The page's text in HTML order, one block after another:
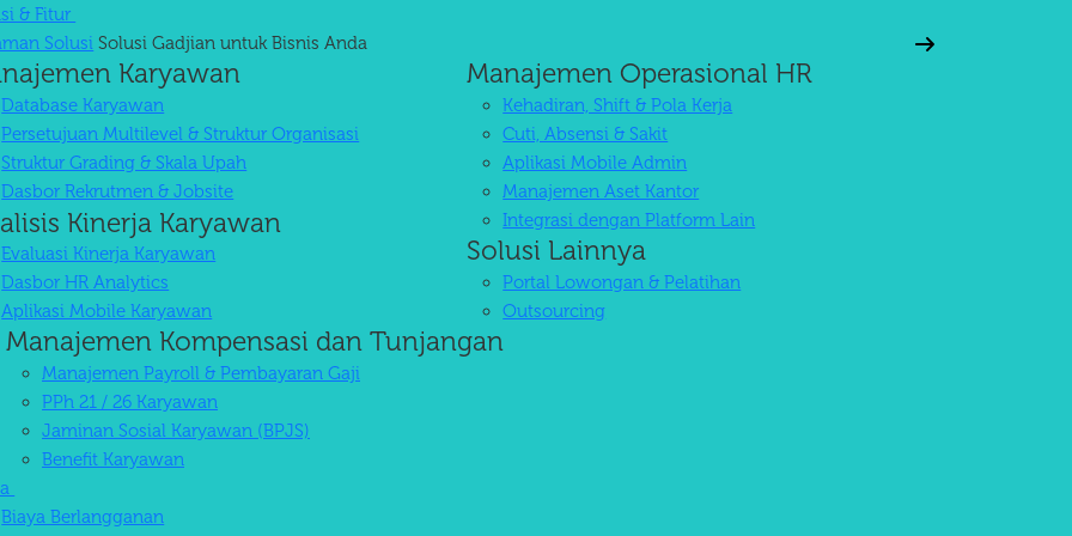
& Fitur
Solusi Solusi Gadjian untuk Bisnis Anda
Karyawan
Database Karyawan
Persetujuan Multilevel & Struktur Organisasi
Struktur Grading & Skala Upah
Dasbor Rekrutmen & Jobsite
Kinerja Karyawan
Evaluasi Kinerja Karyawan
Dasbor HR Analytics
Aplikasi Mobile Karyawan
Manajemen Operasional HR
Kehadiran, Shift & Pola Kerja
Cuti, Absensi & Sakit
Aplikasi Mobile Admin
Manajemen Aset Kantor
Integrasi dengan Platform Lain
Solusi Lainnya
Portal Lowongan & Pelatihan
Outsourcing
Manajemen Kompensasi dan Tunjangan
Manajemen Payroll & Pembayaran Gaji
PPh 21 / 26 Karyawan
Jaminan Sosial Karyawan (BPJS)
Benefit Karyawan
Biaya Berlangganan